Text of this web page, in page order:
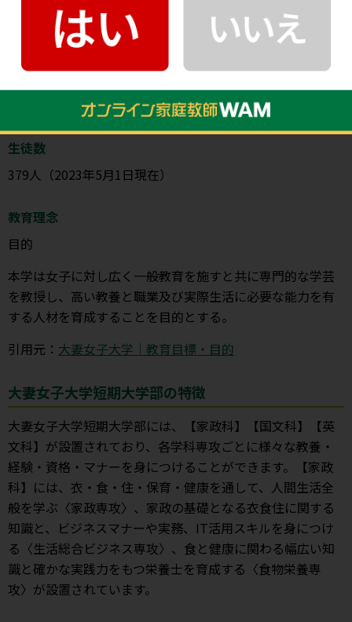
基本情報
生徒数
379人（2023年5月1日現在）
教育理念
目的
本学は女子に対し広く一般教育を施すと共に専門的な学芸
を教授し、高い教養と職業及び実際生活に必要な能力を有
する人材を育成することを目的とする。
引用元： 大妻女子大学｜教育目標・目的
大妻女子大学短期大学部の特徴
大妻女子大学短期大学部には、【家政科】【国文科】【英
文科】が設置されており、各学科専攻ごとに様々な教養・
経験・資格・マナーを身につけることができます。【家政
科】には、衣・食・住・保育・健康を通して、人間生活全
般を学ぶ〈家政専攻〉、家政の基礎となる衣食住に関する
知識と、ビジネスマナーや実務、IT活用スキルを身につけ
る〈生活総合ビジネス専攻〉、食と健康に関わる幅広い知
識と確かな実践力をもつ栄養士を育成する〈食物栄養専
攻〉が設置されています。